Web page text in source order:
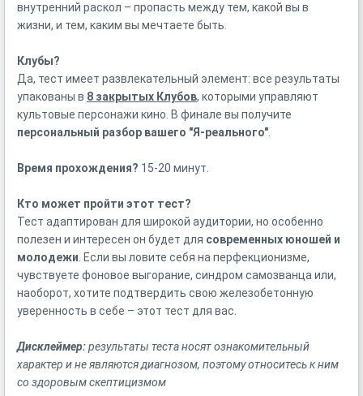
внутренний раскол – пропасть между тем, какой вы в
жизни, и тем, каким вы мечтаете быть.
Клубы?
Да, тест имеет развлекательный элемент: все результаты
упакованы в 8 закрытых Клубов, которыми управляют
культовые персонажи кино. В финале вы получите
персональный разбор вашего "Я-реального"
Время прохождения? 15-20 минут.
Кто может пройти этот тест?
Тест адаптирован для широкой аудитории, но особенно
полезен и интересен он будет для современных юношей и
молодежи . Если вы ловите себя на перфекционизме,
чувствуете фоновое выгорание, синдром самозванца или,
наоборот, хотите подтвердить свою железобетонную
уверенность в себе – этот тест для вас.
Дисклеймер:результаты теста носят ознакомительный
характер и не являются диагнозом, поэтому относитесь к ним
со здоровым скептицизмом